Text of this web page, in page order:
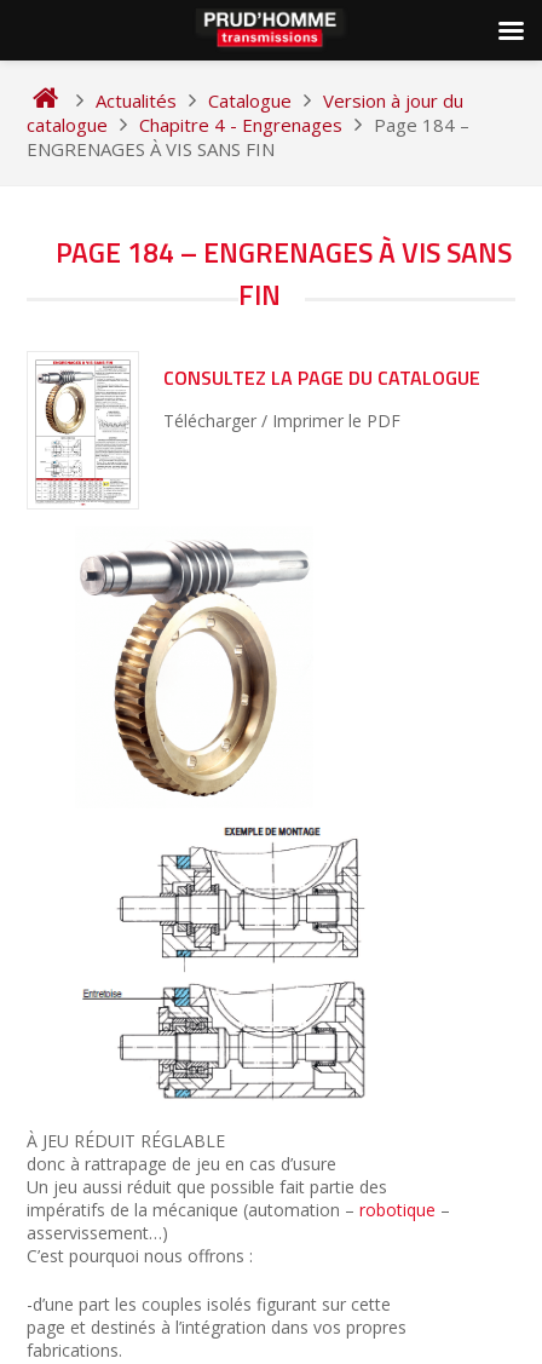
content
Actualités Catalogue
Version à jour du
catalogue
Chapitre 4 - Engrenages
Page 184 –
ENGRENAGES À VIS SANS FIN
PAGE 184 – ENGRENAGES À VIS SANS
FIN
CONSULTEZ LA PAGE DU CATALOGUE
Télécharger / Imprimer le PDF
À JEU RÉDUIT RÉGLABLE
donc à rattrapage de jeu en cas d’usure
Un jeu aussi réduit que possible fait partie des
impératifs de la mécanique (automation –robotique –
asservissement…)
C’est pourquoi nous offrons :
-d’une part les couples isolés figurant sur cette
page et destinés à l’intégration dans vos propres
fabrications.
NAVIGATION